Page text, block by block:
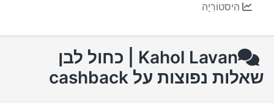
הִיסטוֹרִיָה
Kahol Lavan | כחול לבן
שאלות נפוצות על cashback